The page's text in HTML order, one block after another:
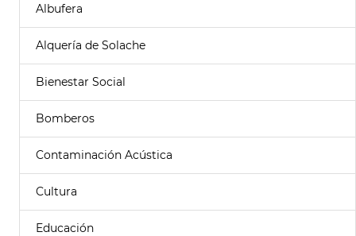
Albufera
Alquería de Solache
Bienestar Social
Bomberos
Contaminación Acústica
Cultura
Educación